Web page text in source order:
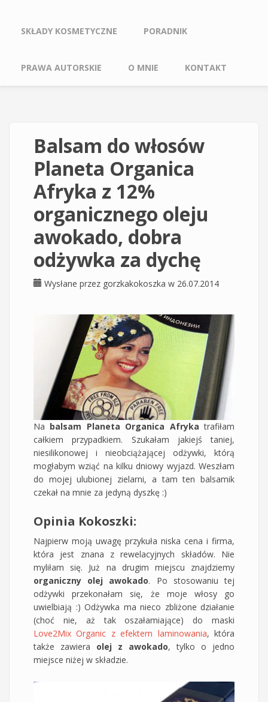
SKŁADY KOSMETYCZNE PORADNIK
PRAWA AUTORSKIE O MNIE KONTAKT
Balsam do włosów
Planeta Organica
Afryka z 12%
organicznego oleju
awokado, dobra
odżywka za dychę
Wysłane przez gorzkakokoszka w 26.07.2014
Na balsam Planeta Organica Afryka trafiłam
całkiem przypadkiem. Szukałam jakiejś taniej,
niesilikonowej i nieobciążającej odżywki, którą
mogłabym wziąć na kilku dniowy wyjazd. Weszłam
do mojej ulubionej zielarni, a tam ten balsamik
czekał na mnie za jedyną dyszkę :)
Opinia Kokoszki:
Najpierw moją uwagę przykuła niska cena i firma,
która jest znana z rewelacyjnych składów. Nie
myliłam się. Już na drugim miejscu znajdziemy
organiczny olej awokado. Po stosowaniu tej
odżywki przekonałam się, że moje włosy go
uwielbiają :) Odżywka ma nieco zbliżone działanie
(choć nie, aż tak oszałamiające) do maski
Love2Mix Organic z efektem laminowania, która
także zawiera olej z awokado, tylko o jedno
miejsce niżej w składzie.